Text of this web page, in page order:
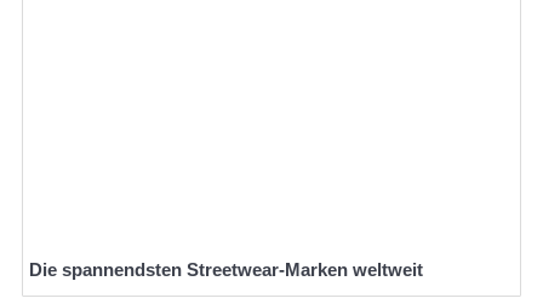
Die spannendsten Streetwear-Marken weltweit